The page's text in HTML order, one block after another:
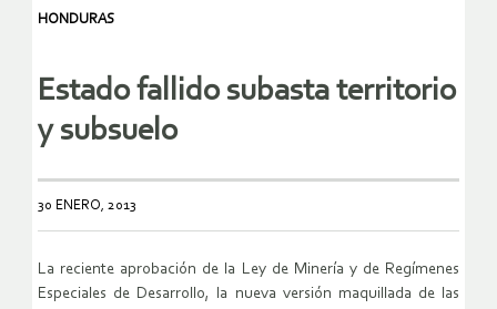
HONDURAS
Estado fallido subasta territorio
y subsuelo
30 ENERO, 2013
La reciente aprobación de la Ley de Minería y de Regímenes
Especiales de Desarrollo, la nueva versión maquillada de las